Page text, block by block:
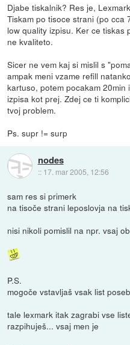
Djabe tiskalnik? Res je,
Tiskam po tisoce strani (po cca
low quality izpisu. Ker ce tiskas
ne kvaliteto.
Sicer ne vem kaj si mislil s
ampak meni vzame refill
kartuso, potem pocakam
izpisa kot prej. Zdej ce ti
tvoj problem.
Ps. supr != surp
nodes
:: 17. mar 2005, 12:56
sam res si primerk
na tisoče strani leposlovja na
nisi nikoli pomislil na npr. vsaj
P.S.
mogoče vstavljaš vsak list
tale lexmark itak zagrabi vse
razpihuješ... vsaj men je